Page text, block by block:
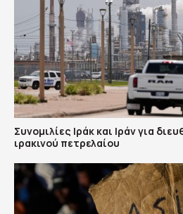
Συνομιλίες Ιράκ και Ιράν για
ιρακινού πετρελαίου